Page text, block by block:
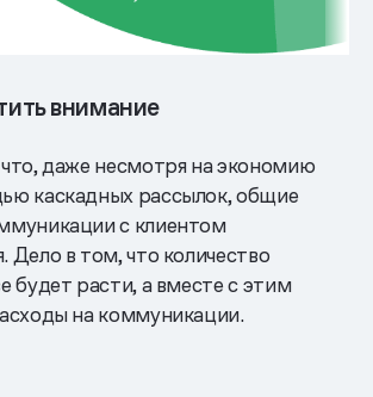
внимание
даже несмотря на экономию
каскадных рассылок, общие
с клиентом
Дело в том, что количество
будет расти, а вместе с этим
на коммуникации.